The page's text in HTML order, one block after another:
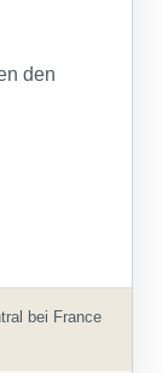
den
bei France